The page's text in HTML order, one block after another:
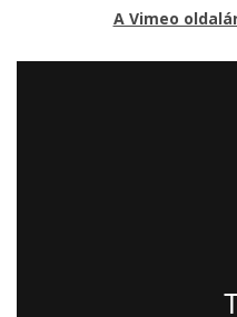
A Vimeo